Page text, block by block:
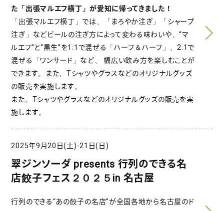
た「出張マルエフ横丁」が愛知に帰ってきました！
「出張マルエフ横丁」では、「まろやか注ぎ」「シャープ
注ぎ」などビールの注ぎ方によって変わる味わいや、“マ
ルエフ”と“黒生”を1:1で混ぜる「ハーフ＆ハーフ」、2:1で
混ぜる「ワンサード」など、 幅広い飲み方を楽しむことが
できます。また、Tシャツやグラスなどのオリジナルグッズ
の販売を実施します。
また、Tシャツやグラスなどのオリジナルグッズの販売を実
施します。
2025年9月20日(土)-21日(日)
翠ジンソーダ presents 行列のできる名
店餃子フェス２０２５in 名古屋
行列のできる“あの餃子の名店”が全国各地から名古屋のド